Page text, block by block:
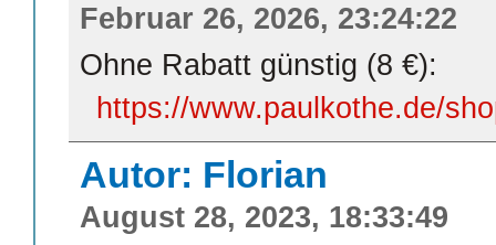
Februar 26, 2026, 23:24:22
Ohne Rabatt günstig (8 €):
https://www.paulkothe.de/
Autor: Florian
August 28, 2023, 18:33:49